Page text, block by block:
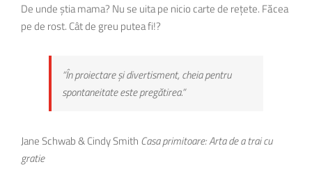
De unde știa mama? Nu se uita pe nicio carte de rețete. Făcea
pe de rost. Cât de greu putea fi!?
“În proiectare și divertisment, cheia pentru
spontaneitate este pregătirea.”
Jane Schwab & Cindy Smith Casa primitoare: Arta de a trai cu
gratie